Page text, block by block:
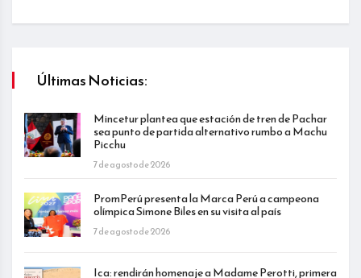
Últimas Noticias:
Mincetur plantea que estación de tren de Pachar
sea punto de partida alternativo rumbo a Machu
Picchu
7 de agosto de 2026
PromPerú presenta la Marca Perú a campeona
olímpica Simone Biles en su visita al país
7 de agosto de 2026
Ica: rendirán homenaje a Madame Perotti, primera